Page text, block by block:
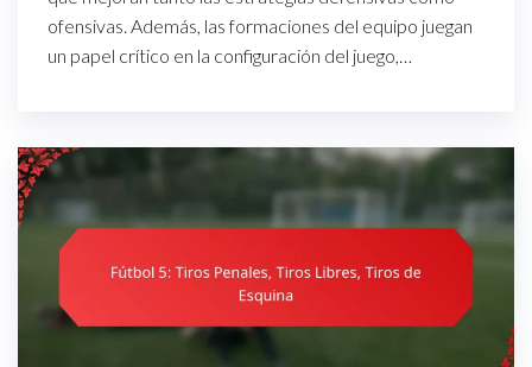
ofensivas. Además, las formaciones del equipo juegan
un papel crítico en la configuración del juego,…